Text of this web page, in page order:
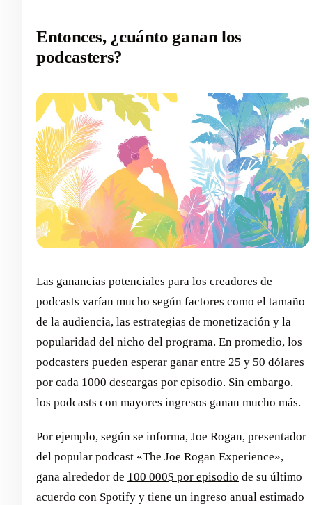
Entonces, ¿cuánto ganan los
podcasters?
Las ganancias potenciales para los creadores de
podcasts varían mucho según factores como el tamaño
de la audiencia, las estrategias de monetización y la
popularidad del nicho del programa. En promedio, los
podcasters pueden esperar ganar entre 25 y 50 dólares
por cada 1000 descargas por episodio. Sin embargo,
los podcasts con mayores ingresos ganan mucho más.
Por ejemplo, según se informa, Joe Rogan, presentador
del popular podcast «The Joe Rogan Experience»,
gana alrededor de 100 000$ por episodio de su último
acuerdo con Spotify y tiene un ingreso anual estimado